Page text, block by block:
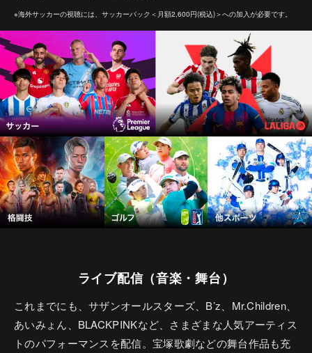
※海外サッカーの視聴には、サッカーパック＜月額2,600円(税込)＞への加入が必要です。
ライブ配信（音楽・舞台）
これまでにも、サザンオールスターズ、B’z、Mr.Children、
あいみょん、BLACKPINKなど、さまざまな人気アーティス
トのパフォーマンスを配信。宝塚歌劇などの舞台作品も充